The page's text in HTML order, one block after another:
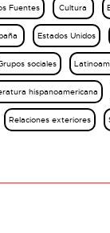
Fuentes Cultura
Estados Unidos
sociales
hispanoamericana
Relaciones exteriores